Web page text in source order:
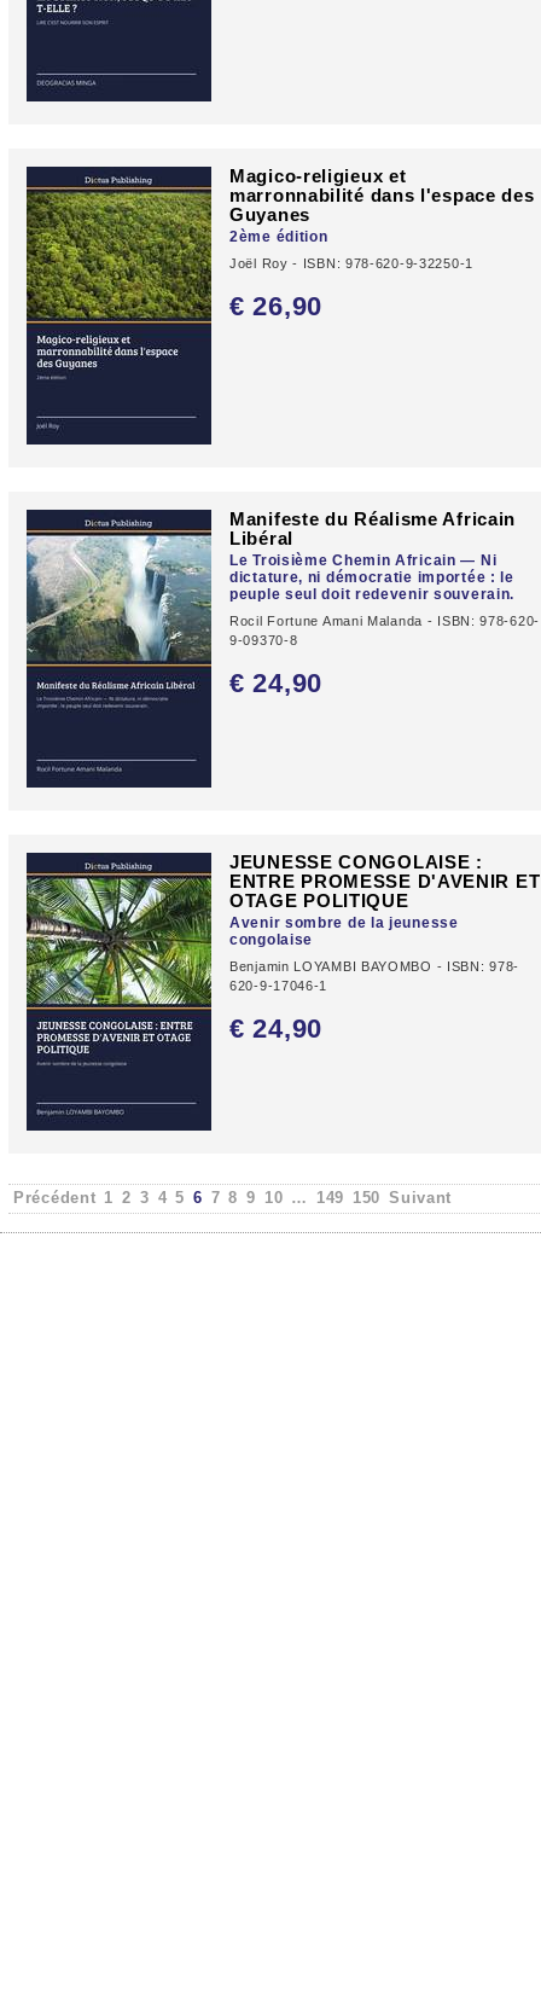
Magico-religieux et
marronnabilité dans l'espace des
Guyanes
2ème édition
Joël Roy - ISBN: 978-620-9-32250-1
€ 26,90
Manifeste du Réalisme Africain
Libéral
Le Troisième Chemin Africain — Ni
dictature, ni démocratie importée : le
peuple seul doit redevenir souverain.
Rocil Fortune Amani Malanda - ISBN: 978-620-
9-09370-8
€ 24,90
JEUNESSE CONGOLAISE :
ENTRE PROMESSE D'AVENIR ET
OTAGE POLITIQUE
Avenir sombre de la jeunesse
congolaise
Benjamin LOYAMBI BAYOMBO - ISBN: 978-
620-9-17046-1
€ 24,90
Précédent 1 2 3 4 5 6 7 8 9 10 … 149 150 Suivant